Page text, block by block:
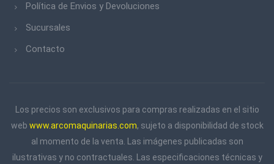
Política de Envios y Devoluciones
Sucursales
Contacto
Los precios son exclusivos para compras realizadas en el sitio
web www.arcomaquinarias.com, sujeto a disponibilidad de stock
al momento de la venta. Las imágenes publicadas son
ilustrativas y no contractuales. Las especificaciones técnicas y